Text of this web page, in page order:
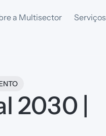
a Multisector Serviços
2030 |